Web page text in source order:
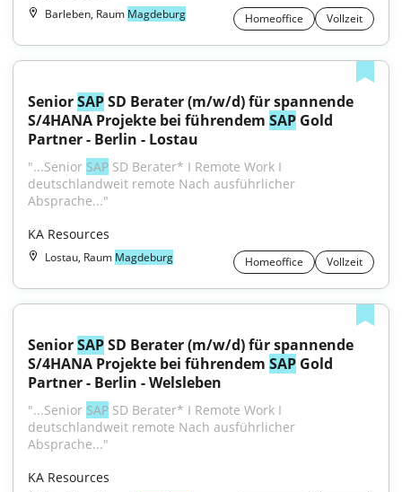
Barleben, Raum Magdeburg Homeoffice Vollzeit
Senior SAP SD Berater (m/w/d) für spannende
S/4HANA Projekte bei führendem SAP Gold
Partner - Berlin - Lostau
"...Senior SAP SD Berater* I Remote Work I
deutschlandweit remote Nach ausführlicher
Absprache..."
KA Resources
Lostau, Raum Magdeburg Homeoffice Vollzeit
Senior SAP SD Berater (m/w/d) für spannende
S/4HANA Projekte bei führendem SAP Gold
Partner - Berlin - Welsleben
"...Senior SAP SD Berater* I Remote Work I
deutschlandweit remote Nach ausführlicher
Absprache..."
KA Resources